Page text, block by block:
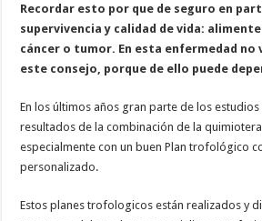
Recordar esto por que de seguro en
supervivencia y calidad de vida:
cáncer o tumor. En esta enfermedad no
este consejo, porque de ello puede
En los últimos años gran parte de los
resultados de la combinación de la
especialmente con un buen Plan trofológico
personalizado.
Estos planes trofologicos están realizados y